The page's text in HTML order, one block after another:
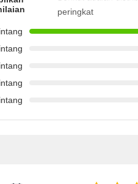
peringkat